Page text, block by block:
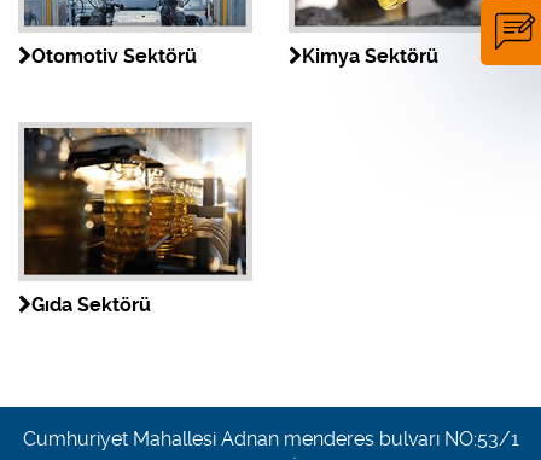
Otomotiv Sektörü Kimya Sektörü
Gıda Sektörü
Cumhuriyet Mahallesi Adnan menderes bulvarı NO:53/1